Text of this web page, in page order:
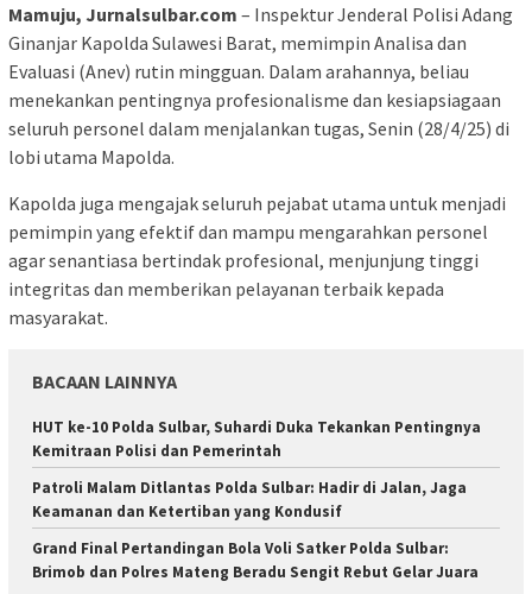
Mamuju, Jurnalsulbar.com – Inspektur Jenderal Polisi Adang
Ginanjar Kapolda Sulawesi Barat, memimpin Analisa dan
Evaluasi (Anev) rutin mingguan. Dalam arahannya, beliau
menekankan pentingnya profesionalisme dan kesiapsiagaan
seluruh personel dalam menjalankan tugas, Senin (28/4/25) di
lobi utama Mapolda.
Kapolda juga mengajak seluruh pejabat utama untuk menjadi
pemimpin yang efektif dan mampu mengarahkan personel
agar senantiasa bertindak profesional, menjunjung tinggi
integritas dan memberikan pelayanan terbaik kepada
masyarakat.
BACAAN LAINNYA
HUT ke-10 Polda Sulbar, Suhardi Duka Tekankan Pentingnya
Kemitraan Polisi dan Pemerintah
Patroli Malam Ditlantas Polda Sulbar: Hadir di Jalan, Jaga
Keamanan dan Ketertiban yang Kondusif
Grand Final Pertandingan Bola Voli Satker Polda Sulbar:
Brimob dan Polres Mateng Beradu Sengit Rebut Gelar Juara